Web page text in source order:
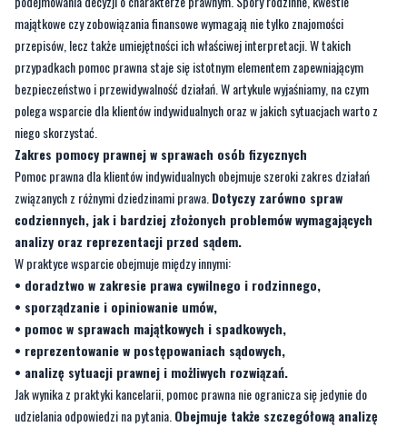
majątkowe czy zobowiązania finansowe wymagają nie tylko znajomości
przepisów, lecz także umiejętności ich właściwej interpretacji. W takich
przypadkach pomoc prawna staje się istotnym elementem zapewniającym
bezpieczeństwo i przewidywalność działań. W artykule wyjaśniamy, na czym
polega wsparcie dla klientów indywidualnych oraz w jakich sytuacjach warto z
niego skorzystać.
Zakres pomocy prawnej w sprawach osób fizycznych
Pomoc prawna dla klientów indywidualnych obejmuje szeroki zakres działań
związanych z różnymi dziedzinami prawa.Dotyczy zarówno spraw
codziennych, jak i bardziej złożonych problemów wymagających
analizy oraz reprezentacji przed sądem.
W praktyce wsparcie obejmuje między innymi:
• doradztwo w zakresie prawa cywilnego i rodzinnego,
• sporządzanie i opiniowanie umów,
• pomoc w sprawach majątkowych i spadkowych,
• reprezentowanie w postępowaniach sądowych,
• analizę sytuacji prawnej i możliwych rozwiązań.
Jak wynika z praktyki kancelarii, pomoc prawna nie ogranicza się jedynie do
udzielania odpowiedzi na pytania.Obejmuje także szczegółową analizę